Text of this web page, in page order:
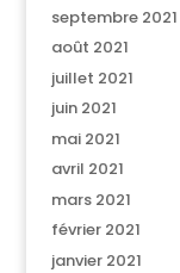
septembre 2021
août 2021
juillet 2021
juin 2021
mai 2021
avril 2021
mars 2021
février 2021
janvier 2021